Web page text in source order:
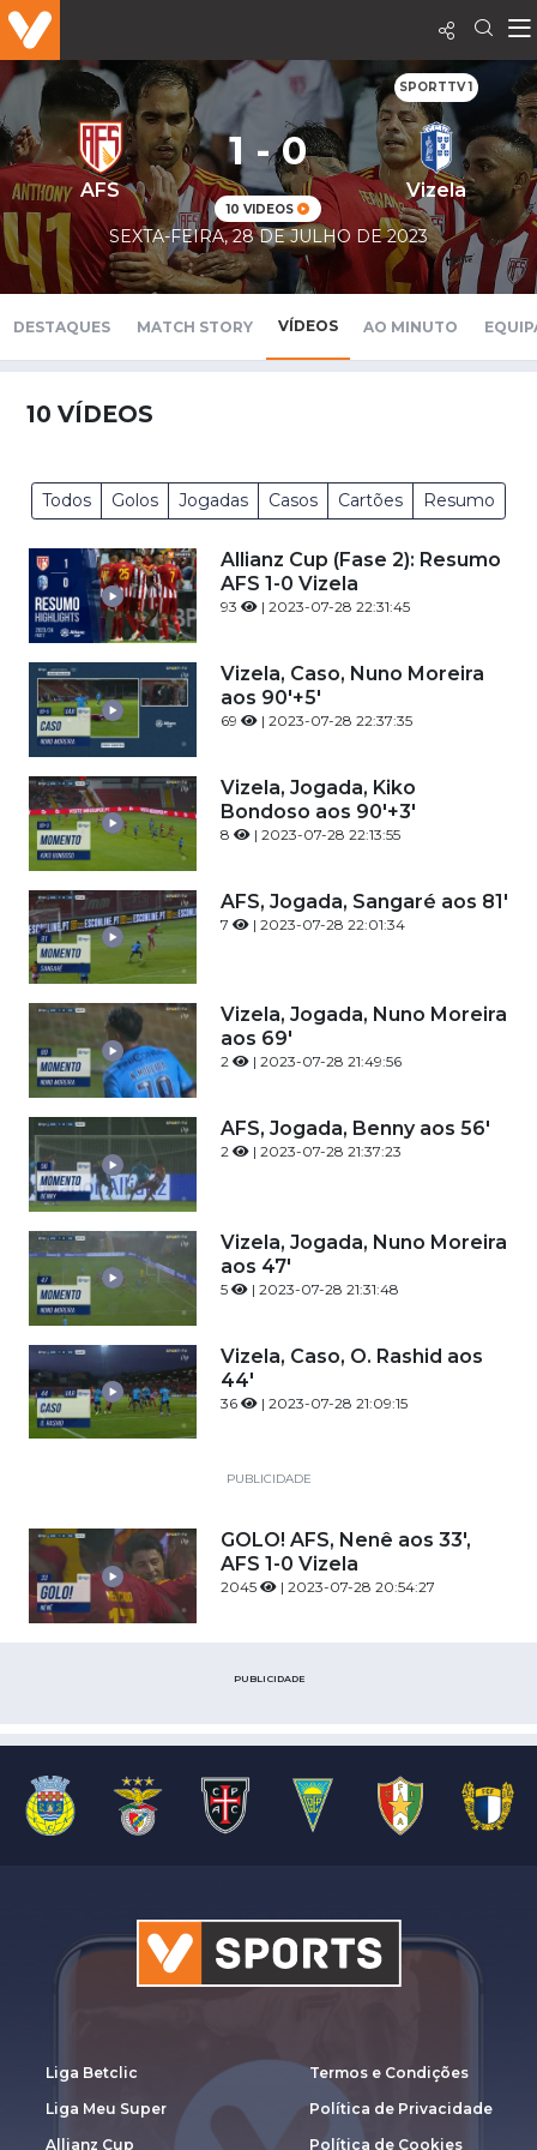
SPORTTV 1
AFS
1 - 0
10 VIDEOS
Vizela
SEXTA-FEIRA, 28 DE JULHO DE 2023
DESTAQUES MATCH STORY VÍDEOS AO MINUTO
10 VÍDEOS
Todos Golos Jogadas Casos Cartões Resumo
Allianz Cup (Fase 2): Resumo
AFS 1-0 Vizela
93 | 2023-07-28 22:31:45
Vizela, Caso, Nuno Moreira
aos 90'+5'
69 | 2023-07-28 22:37:35
Vizela, Jogada, Kiko
Bondoso aos 90'+3'
8 | 2023-07-28 22:13:55
AFS, Jogada, Sangaré aos 81'
7 | 2023-07-28 22:01:34
Vizela, Jogada, Nuno Moreira
aos 69'
2 | 2023-07-28 21:49:56
AFS, Jogada, Benny aos 56'
2 | 2023-07-28 21:37:23
Vizela, Jogada, Nuno Moreira
aos 47'
5 | 2023-07-28 21:31:48
Vizela, Caso, O. Rashid aos
44'
36 | 2023-07-28 21:09:15
PUBLICIDADE
GOLO! AFS, Nenê aos 33',
AFS 1-0 Vizela
2045 | 2023-07-28 20:54:27
PUBLICIDADE
Liga Betclic
Liga Meu Super
Allianz Cup
Termos e Condições
Política de Privacidade
Política de Cookies